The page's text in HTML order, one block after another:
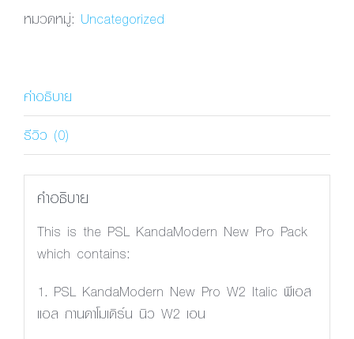
New
ชิ้น
หมวดหมู่: Uncategorized
คำอธิบาย
รีวิว (0)
คำอธิบาย
This is the PSL KandaModern New Pro Pack
which contains:
1. PSL KandaModern New Pro W2 Italic พีเอส
แอล กานดาโมเดิร์น นิว W2 เอน